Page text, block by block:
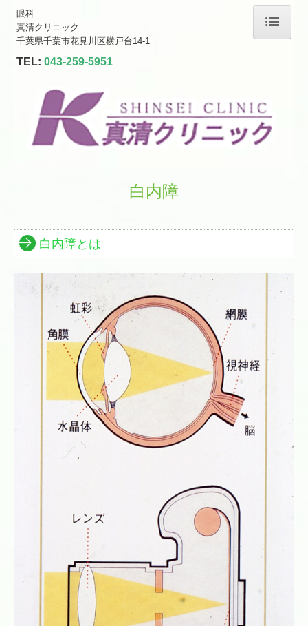
ホーム
クリニックのご案内
初診の方へ
院長のモットー
お知らせ
眼科
真清クリニック
千葉県千葉市花見川区横戸台14-1
TEL:043-259-5951
白内障
白内障とは